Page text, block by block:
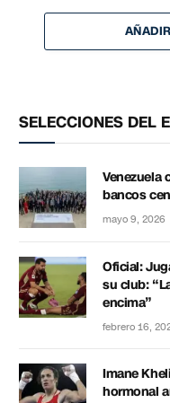
SELECCIONES DEL
Venezuela
bancos
mayo 9, 2026
Oficial:
su club:
encima”
febrero 16,
Imane
hormonal